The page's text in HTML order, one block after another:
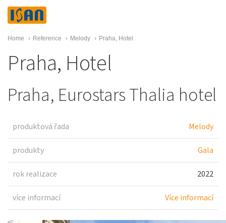
Home › Reference › Melody › Praha, Hotel
Praha, Hotel
Praha, Eurostars Thalia hotel
produktová řada Melody
produkty Gala
rok realizace 2022
více informací Více informací